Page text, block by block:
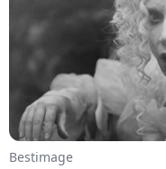
Bestimage